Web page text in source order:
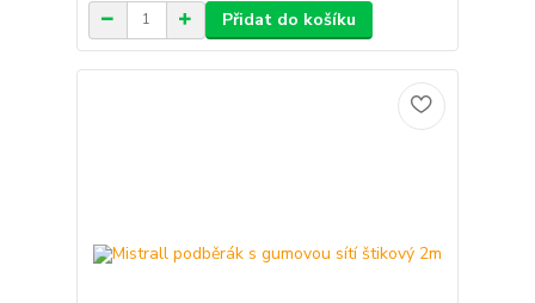
Přidat do košíku